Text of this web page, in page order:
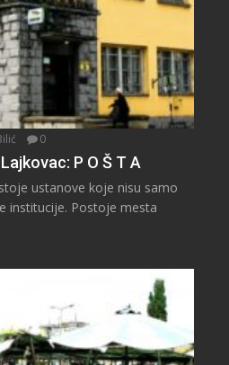
0
P O Š T A
ustanove koje nisu samo
institucije. Postoje mesta